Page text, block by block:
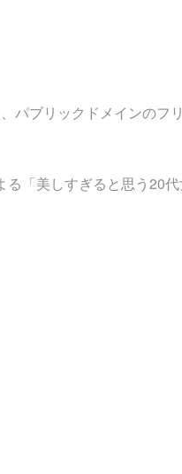
パブリックドメインのフ
「美しすぎると思う20